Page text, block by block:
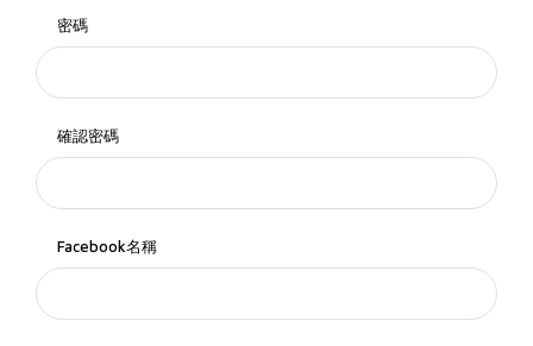
密碼
確認密碼
Facebook名稱